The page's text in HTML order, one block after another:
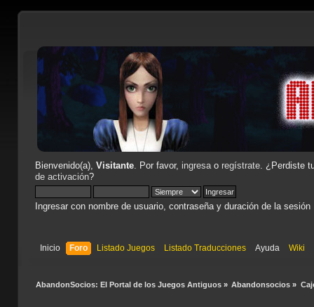
Bienvenido(a), Visitante. Por favor, ingresao regístrate. ¿Perdiste
de activación?
Ingresar con nombre de usuario, contraseña y duración de la sesión
Inicio Foro Listado Juegos Listado Traducciones Ayuda Wiki
AbandonSocios: El Portal de los Juegos Antiguos» Abandonsocios »